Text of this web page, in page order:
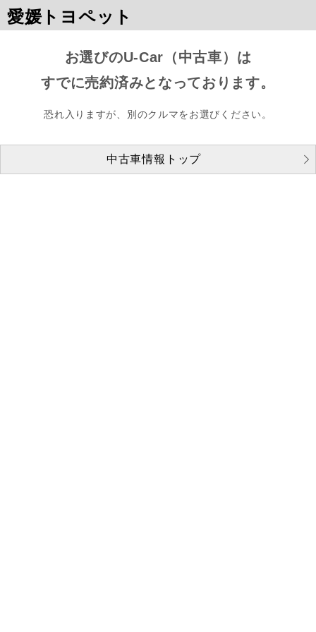
愛媛トヨペット
お選びのU-Car（中古車）は
すでに売約済みとなっております。
恐れ入りますが、別のクルマをお選びください。
中古車情報トップ